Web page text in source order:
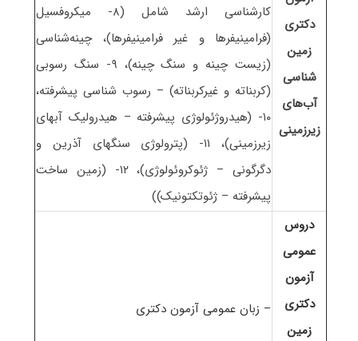
دکتری
زمین
شناسی
آب‌های
زیرزمینی
کارشناسی ارشد شامل (۸- میکروفسیل
(فرامینیفرها و غیر فرامینیفرها)، چینه‌شناسی
(زیست چینه و سنگ چینه)، ۹- سنگ رسوبی
(کربناته و غیرکربناته) – رسوب شناسی پیشرفته،
۱۰- (هیدروژئولوژی پیشرفته – هیدرولیک آبهای
زیرزمینی)، ۱۱- (پترولوژی سنگهای آذرین و
دگرگونی – ژئوکروئولوژی)، ۱۲- (زمین ساخت
پیشرفته – ژئوتکتونیک))
دروس
عمومی
آزمون
دکتری
زمین
– زبان عمومی آزمون دکتری